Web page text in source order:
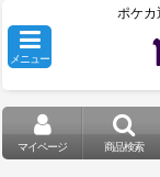
ポケカ
メニュー
マイページ 商品検索